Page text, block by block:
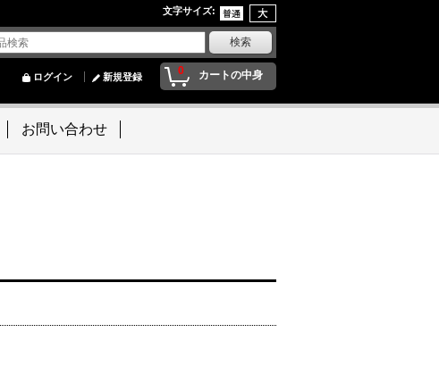
文字サイズ:
0 カートの中身
ログイン 新規登録
お問い合わせ